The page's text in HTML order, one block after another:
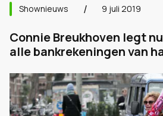
Shownieuws 9 juli 2019
Connie Breukhoven legt
alle bankrekeningen van